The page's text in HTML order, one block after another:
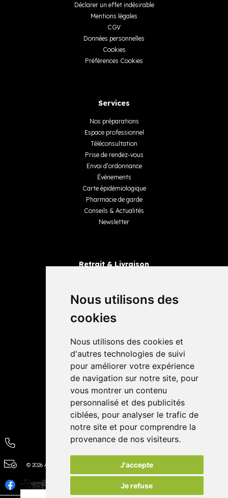
Nous utilisons des
cookies
Nous utilisons des cookies et
d'autres technologies de suivi
pour améliorer votre expérience
de navigation sur notre site, pour
vous montrer un contenu
personnalisé et des publicités
ciblées, pour analyser le trafic de
notre site et pour comprendre la
provenance de nos visiteurs.
J'accepte
Je refuse
Déclarer un effet indésirable
Mentions légales
CGV
Données personnelles
Cookies
Préférences Cookies
Services
Nos préparations
Espace professionnel
Téléconsultation
Prise de rendez-vous
Envoi d’ordonnance
Événements
Carte épidémiologique
Pharmacie de garde
Conseils & Actualités
Newsletter
Retrait & Livraison
Livraisons
4,4 / 5 65 avis
© 2026 Autour de la Pharmacie Tous droits réservés